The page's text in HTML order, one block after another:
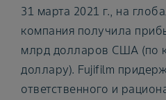
31 марта 2021 г., на
компания получила
млрд долларов США (по
доллару). Fujifilm
ответственного и